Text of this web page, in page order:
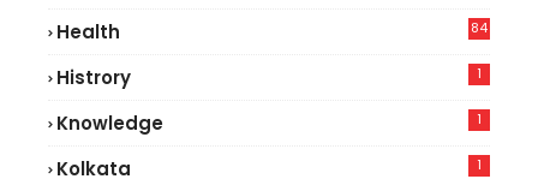
Health
84
Histrory 1
Knowledge 1
Kolkata 1